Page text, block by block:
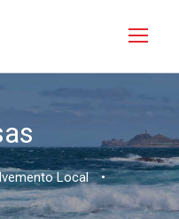
Local •